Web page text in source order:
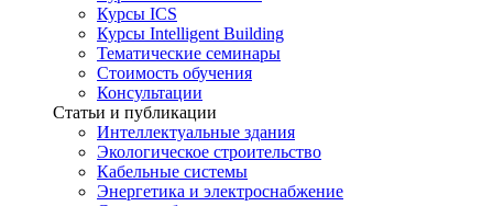
Курсы ICS
Курсы Intelligent Building
Тематические семинары
Стоимость обучения
Консультации
Статьи и публикации
Интеллектуальные здания
Экологическое строительство
Кабельные системы
Энергетика и электроснабжение